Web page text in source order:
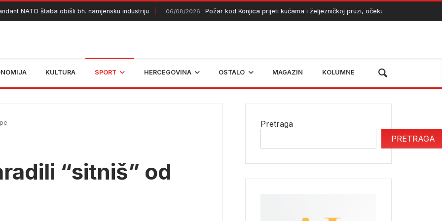
NATO štaba obišli bh. namjensku industriju 06/08/2026 Požar kod Konjica prijeti kućama i željezničkoj pruzi, očekuje se angažman
KULTURA SPORT HERCEGOVINA OSTALO MAGAZIN KOLUMNE
“sitniš” od
Pretraga
PRETRAGA